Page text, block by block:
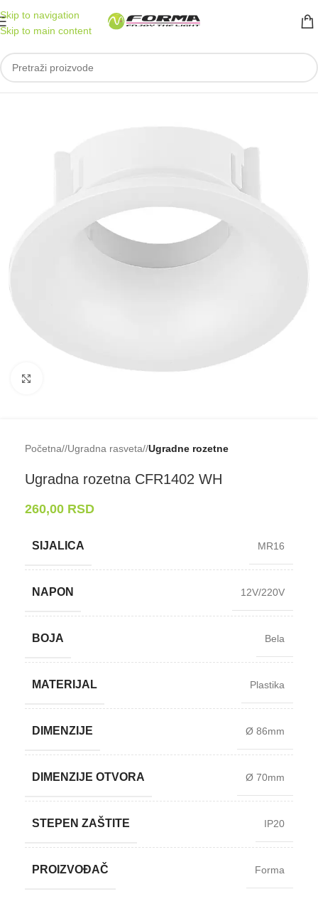
Skip to navigation
Skip to main content
Početna/ Ugradna rasveta/ Ugradne rozetne
Ugradna rozetna CFR1402 WH
260,00 RSD
SIJALICA MR16
NAPON 12V/220V
BOJA Bela
MATERIJAL Plastika
DIMENZIJE Ø 86mm
DIMENZIJE OTVORA Ø 70mm
STEPEN ZAŠTITE IP20
PROIZVOĐAČ Forma